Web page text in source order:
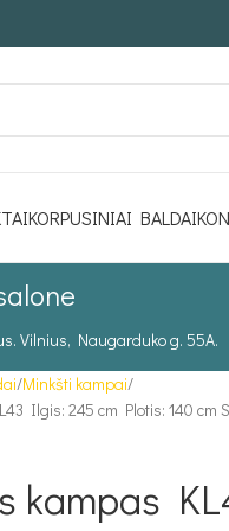
KORPUSINIAI BALDAI
Vilnius, Naugarduko g. 55A.
Minkšti kampai
Ilgis: 245 cm Plotis: 140 cm
kampas